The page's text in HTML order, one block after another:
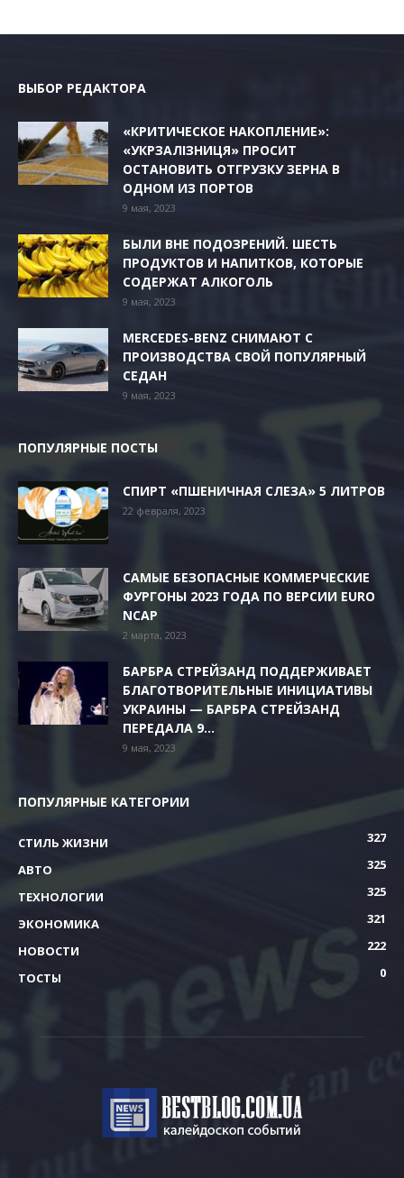
ВЫБОР РЕДАКТОРА
«КРИТИЧЕСКОЕ НАКОПЛЕНИЕ»:
«УКРЗАЛІЗНИЦЯ» ПРОСИТ
ОСТАНОВИТЬ ОТГРУЗКУ ЗЕРНА В
ОДНОМ ИЗ ПОРТОВ
9 мая, 2023
БЫЛИ ВНЕ ПОДОЗРЕНИЙ. ШЕСТЬ
ПРОДУКТОВ И НАПИТКОВ, КОТОРЫЕ
СОДЕРЖАТ АЛКОГОЛЬ
9 мая, 2023
MERCEDES-BENZ СНИМАЮТ С
ПРОИЗВОДСТВА СВОЙ ПОПУЛЯРНЫЙ
СЕДАН
9 мая, 2023
ПОПУЛЯРНЫЕ ПОСТЫ
СПИРТ «ПШЕНИЧНАЯ СЛЕЗА» 5 ЛИТРОВ
22 февраля, 2023
САМЫЕ БЕЗОПАСНЫЕ КОММЕРЧЕСКИЕ
ФУРГОНЫ 2023 ГОДА ПО ВЕРСИИ EURO
NCAP
2 марта, 2023
БАРБРА СТРЕЙЗАНД ПОДДЕРЖИВАЕТ
БЛАГОТВОРИТЕЛЬНЫЕ ИНИЦИАТИВЫ
УКРАИНЫ — БАРБРА СТРЕЙЗАНД
ПЕРЕДАЛА 9...
9 мая, 2023
ПОПУЛЯРНЫЕ КАТЕГОРИИ
СТИЛЬ ЖИЗНИ
327
АВТО
325
ТЕХНОЛОГИИ
325
ЭКОНОМИКА
321
НОВОСТИ
222
ТОСТЫ
0